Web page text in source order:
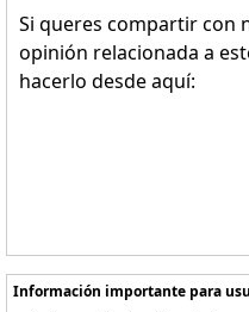
Si queres compartir con
opinión relacionada a
hacerlo desde aquí:
Información importante para